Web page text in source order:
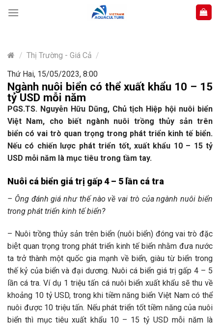
content
/ Thị Trường - Giá Cả /
Thứ Hai, 15/05/2023, 8:00
Ngành nuôi biển có thể xuất khẩu 10 – 15
tỷ USD mỗi năm
PGS.TS. Nguyễn Hữu Dũng, Chủ tịch Hiệp hội nuôi biển
Việt Nam, cho biết ngành nuôi trồng thủy sản trên
biển có vai trò quan trọng trong phát triển kinh tế biển.
Nếu có chiến lược phát triển tốt, xuất khẩu 10 – 15 tỷ
USD mỗi năm là mục tiêu trong tầm tay.
Nuôi cá biển giá trị gấp 4 – 5 lần cá tra
– Ông đánh giá như thế nào về vai trò của ngành nuôi biển
trong phát triển kinh tế biển?
– Nuôi trồng thủy sản trên biển (nuôi biển) đóng vai trò đặc
biệt quan trọng trong phát triển kinh tế biển nhằm đưa nước
ta trở thành một quốc gia mạnh về biển, giàu từ biển trong
thế kỷ của biển và đại dương. Nuôi cá biển giá trị gấp 4 – 5
lần cá tra. Ví dụ 1 triệu tấn cá nuôi biển xuất khẩu sẽ thu về
khoảng 10 tỷ USD, trong khi tiềm năng biển Việt Nam có thể
nuôi được 10 triệu tấn. Nếu phát triển tốt tiềm năng của nuôi
biển thì mục tiêu xuất khẩu 10 – 15 tỷ USD mỗi năm là